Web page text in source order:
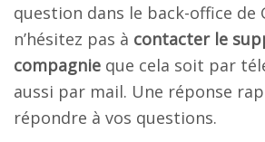
question dans le back-office de
n’hésitez pas à contacter le
compagnie que cela soit par
aussi par mail. Une réponse
répondre à vos questions.